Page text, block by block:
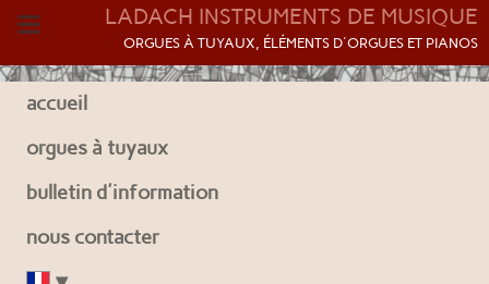
LADACH INSTRUMENTS DE MUSIQUE
ORGUES À TUYAUX, ÉLÉMENTS D'ORGUES ET PIANOS
accueil
orgues à tuyaux
bulletin d'information
nous contacter